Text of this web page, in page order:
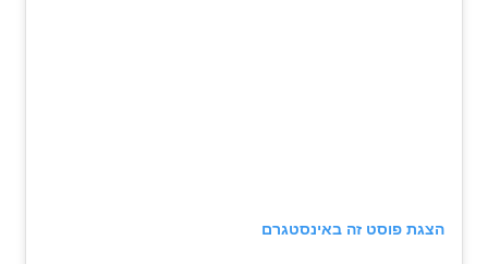
הצגת פוסט זה באינסטגרם